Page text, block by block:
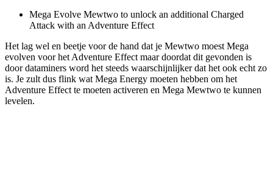
Mega Evolve Mewtwo to unlock an additional Charged
Attack with an Adventure Effect
Het lag wel en beetje voor de hand dat je Mewtwo moest Mega
evolven voor het Adventure Effect maar doordat dit gevonden is
door dataminers word het steeds waarschijnlijker dat het ook echt zo
is. Je zult dus flink wat Mega Energy moeten hebben om het
Adventure Effect te moeten activeren en Mega Mewtwo te kunnen
levelen.